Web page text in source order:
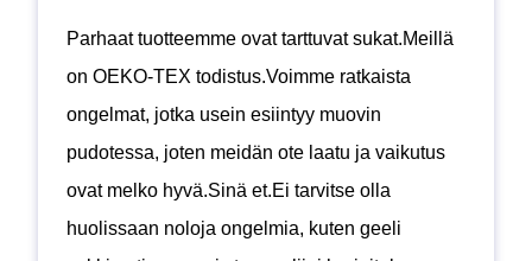
Matalat sukat
Tämäntyyppiset sukat, tunnetaan myös nimellä ei Show
sukkia, ovat yleensä ei-paljas sukat ja ovat ihanteellinen
käyttää matala-top kengät, kengät, vene kengät ja Oxford
Miehet Sukat
Miesten sukat sisältävät funktionaaliset urheilusukat,
liikemiesten sukat, tavalliset miesten sukat,
urheilumiesten sukat, putkimiesten sukat jne. Vahvan
Puuvillan kuitusukat
Puuvilla on yleinen raaka-aine sukille, joita teemme tällä
hetkellä.Yleisesti ottaen, mitä parempi puuvillalanka on,
sitä mukavammat sukat ovat.Puhdas puuvillakuitu voi
Parhaat tuotteemme ovat tarttuvat sukat.Meillä
on OEKO-TEX todistus.Voimme ratkaista
ongelmat, jotka usein esiintyy muovin
pudotessa, joten meidän ote laatu ja vaikutus
ovat melko hyvä.Sinä et.Ei tarvitse olla
huolissaan noloja ongelmia, kuten geeli